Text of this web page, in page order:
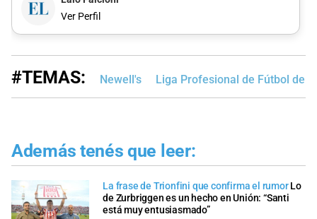
Ver Perfil
#TEMAS: Newell's Liga Profesional de Fútbol de
Además tenés que leer:
La frase de Trionfini que confirma el rumor Lo
de Zurbriggen es un hecho en Unión: “Santi
está muy entusiasmado”